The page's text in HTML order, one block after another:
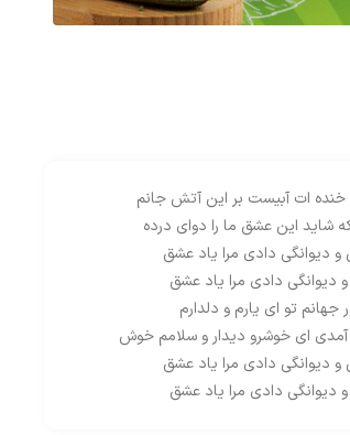
خنده ات آبیست بر این آتش جانم
شاید این عشق ما را دوای درده
دیوانگی دادی مرا یاد عشق
دیوانگی دادی مرا یاد عشق
تو ای یارم و دلدارم
ای خوشرو دیدار و سلامم خوش
دیوانگی دادی مرا یاد عشق
دیوانگی دادی مرا یاد عشق